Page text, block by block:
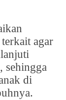
agar
sehingga
di